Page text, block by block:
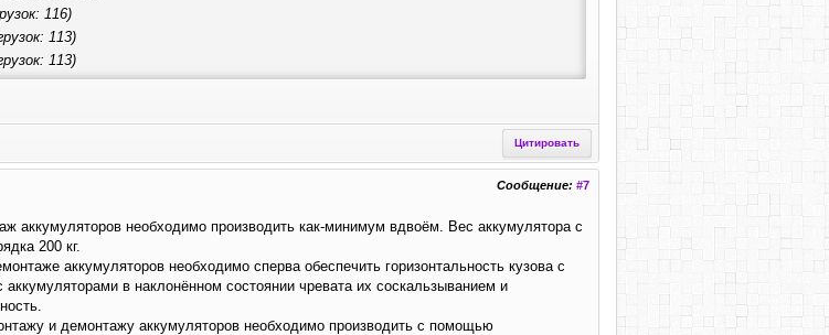
116)
113)
113)
Цитировать
Сообщение: #7
аккумуляторов необходимо производить как-минимум вдвоём. Вес аккумулятора с
200 кг.
аккумуляторов необходимо сперва обеспечить горизонтальность кузова с
в наклонённом состоянии чревата их соскальзыванием и
и демонтажу аккумуляторов необходимо производить с помощью